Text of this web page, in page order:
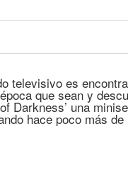
televisivo es
que sean y
Darkness’ una
hace poco más